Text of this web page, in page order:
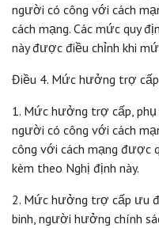
người có công với cách
cách mạng. Các mức quy
này được điều chỉnh khi
Điều 4. Mức hưởng trợ
1. Mức hưởng trợ cấp,
người có công với cách
công với cách mạng được
kèm theo Nghị định này.
2. Mức hưởng trợ cấp ưu
binh, người hưởng chính